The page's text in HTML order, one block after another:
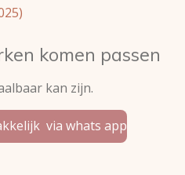
komen passen
kan zijn.
via whats app